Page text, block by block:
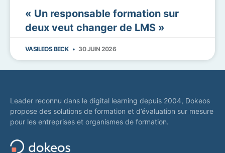
« Un responsable formation sur
deux veut changer de LMS »
VASILEOS BECK 30 JUIN 2026
Leader reconnu dans le digital learning depuis 2004, Dokeos
propose des solutions de formation et d’évaluation sur mesure
pour les entreprises et organismes de formation.